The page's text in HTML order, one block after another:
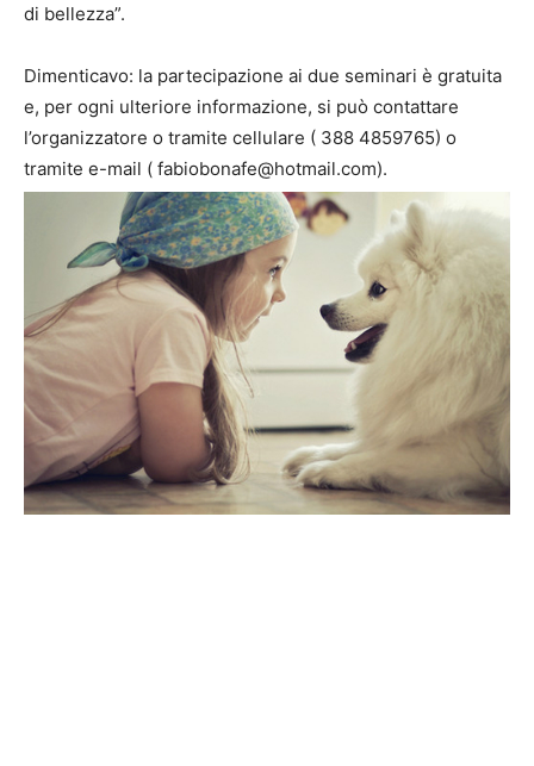
di bellezza”.
Dimenticavo: la partecipazione ai due seminari è gratuita
e, per ogni ulteriore informazione, si può contattare
l’organizzatore o tramite cellulare ( 388 4859765) o
tramite e-mail ( fabiobonafe@hotmail.com).